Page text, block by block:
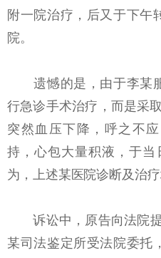
附一院治疗，后又于下午
院。
遗憾的是，由于李某
行急诊手术治疗，而是采
突然血压下降，呼之不
持，心包大量积液，于当
为，上述某医院诊断及治
诉讼中，原告向法院提
某司法鉴定所受法院委托